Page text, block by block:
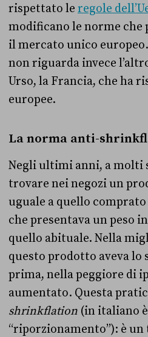
rispettato le regole
modificano le norme che
il mercato unico
non riguarda invece
Urso, la Francia, che ha
europee.
La norma anti-
Negli ultimi anni, a molti
trovare nei negozi un
uguale a quello
che presentava un peso
quello abituale. Nella
questo prodotto aveva lo
prima, nella peggiore di
aumentato. Questa
shrinkflation (in italiano
“riporzionamento”): è